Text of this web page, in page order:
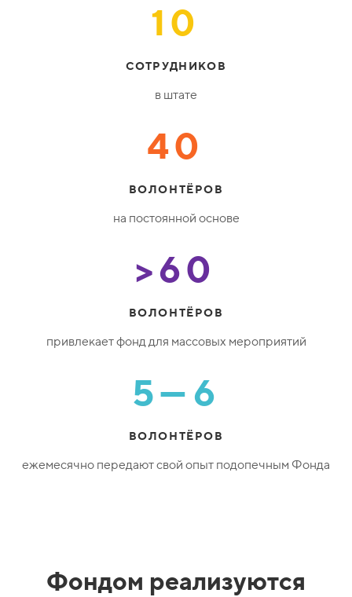
10
СОТРУДНИКОВ
в штате
40
ВОЛОНТЁРОВ
на постоянной основе
>60
ВОЛОНТЁРОВ
привлекает фонд для массовых мероприятий
5—6
ВОЛОНТЁРОВ
ежемесячно передают свой опыт подопечным Фонда
Фондом реализуются